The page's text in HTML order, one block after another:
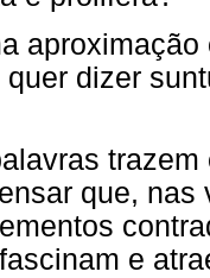
quer dizer
que,
e